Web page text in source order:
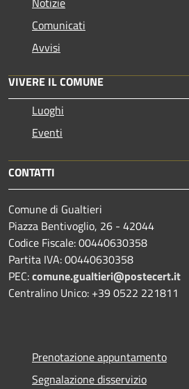
Comunicati
Avvisi
VIVERE IL COMUNE
Luoghi
Eventi
CONTATTI
Comune di Gualtieri
Piazza Bentivoglio, 26 - 42044
Codice Fiscale: 00440630358
Partita IVA: 00440630358
PEC:comune.gualtieri@postecert.it
Centralino Unico: +39 0522 221811
Prenotazione appuntamento
Segnalazione disservizio